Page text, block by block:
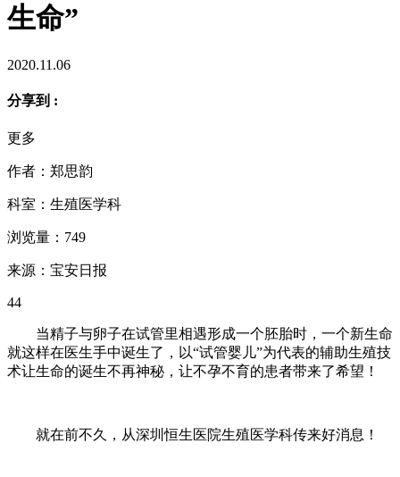
生命”
2020.11.06
分享到 :
更多
作者：郑思韵
科室：生殖医学科
浏览量：749
来源：宝安日报
44
当精子与卵子在试管里相遇形成一个胚胎时，一个新生命
就这样在医生手中诞生了，以“试管婴儿”为代表的辅助生殖技
术让生命的诞生不再神秘，让不孕不育的患者带来了希望！
就在前不久，从深圳恒生医院生殖医学科传来好消息！